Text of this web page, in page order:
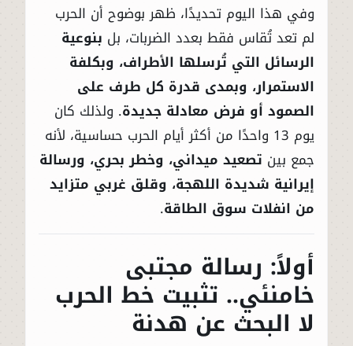
وفي هذا اليوم تحديدًا، ظهر بوضوح أن الحرب
لم تعد تُقاس فقط بعدد الضربات، بل بنوعية
الرسائل التي تُرسلها الأطراف، وبكلفة
الاستمرار، وبمدى قدرة كل طرف على
الصمود أو فرض معادلة جديدة. ولذلك كان
يوم 13 واحدًا من أكثر أيام الحرب حساسية، لأنه
جمع بين تصعيد ميداني، وخطر بحري، ورسالة
إيرانية شديدة اللهجة، وقلق غربي متزايد
من انفلات سوق الطاقة.
أولاً: رسالة مجتبى
خامنئي.. تثبيت خط الحرب
لا البحث عن هدنة